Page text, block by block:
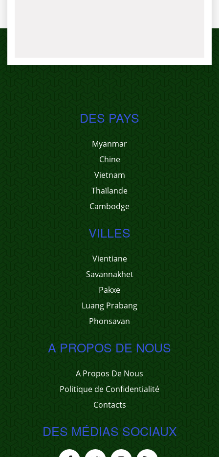
DES PAYS
Myanmar
Chine
Vietnam
Thaïlande
Cambodge
VILLES
Vientiane
Savannakhet
Pakxe
Luang Prabang
Phonsavan
A PROPOS DE NOUS
A Propos De Nous
Politique de Confidentialité
Contacts
DES MÉDIAS SOCIAUX